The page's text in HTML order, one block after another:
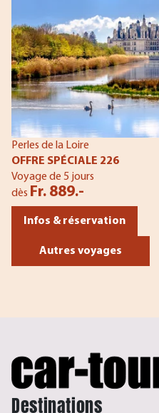
Perles de la Loire
OFFRE SPÉCIALE 226
Voyage de 5 jours
dès Fr. 889.-
Infos & réservation
Autres voyages
Destinations